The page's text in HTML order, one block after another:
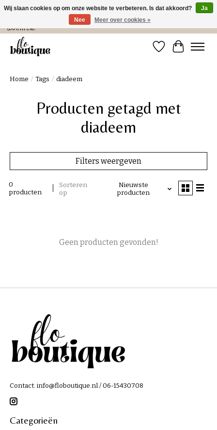
Verzending in NL € 4,99 en gratis bij een bestelling > € 100 of afhalen in de winkel
(Do t/m Za).
Verlanglijst
Home / Tags / diadeem
Producten getagd met
diadeem
Filters weergeven
0
producten
Sorteren
op
Nieuwste
producten
Geen producten gevonden!
Contact: info@floboutique.nl/ 06-15430708
Categorieën
Wij slaan cookies op om onze website te verbeteren. Is dat akkoord?
Ja
Nee
Meer over cookies »